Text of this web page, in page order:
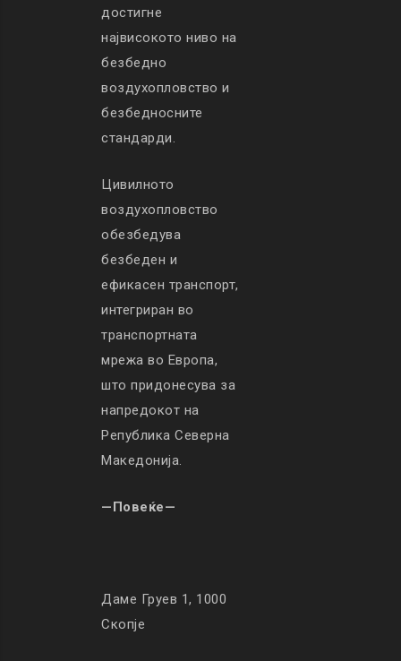
достигне
највисокото ниво на
безбедно
воздухопловство и
безбедносните
стандарди.
Цивилното
воздухопловство
обезбедува
безбеден и
ефикасен транспорт,
интегриран во
транспортната
мрежа во Европа,
што придонесува за
напредокот на
Република Северна
Македонија.
—Повеќе—
Даме Груев 1, 1000
Скопје